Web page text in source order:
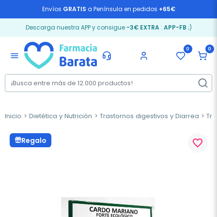
Envíos GRATIS a Península en pedidos +65€
Descarga nuestra APP y consigue -3€ EXTRA: APP-FB ;)
menu
0 0
Inicio Dietética y Nutrición Trastornos digestivos y Diarrea
Regalo favorite_border